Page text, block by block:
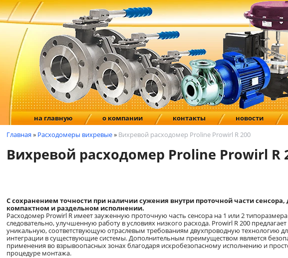
на главную о компании контакты новости
Главная » Расходомеры вихревые» Вихревой расходомер Proline Prowirl R 200
Вихревой расходомер Proline Prowirl R
С сохранением точности при наличии сужения внутри проточной части сенсора,
компактном и раздельном исполнении.
Расходомер Prowirl R имеет зауженную проточную часть сенсора на 1 или 2
следовательно, улучшенную работу в условиях низкого расхода. Prowirl R 200 предлагает
уникальную, соответствующую отраслевым требованиям двухпроводную технологию
интеграции в существующие системы. Дополнительным преимуществом является
применения во взрывоопасных зонах благодаря искробезопасному исполнению и
процедуре монтажа.